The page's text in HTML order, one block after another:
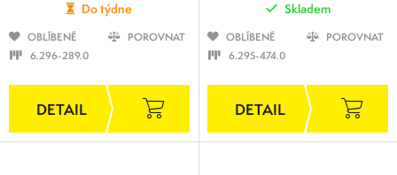
Do týdne
OBLÍBENÉ
POROVNAT
6.296-289.0
Skladem
OBLÍBENÉ
POROVNAT
6.295-474.0